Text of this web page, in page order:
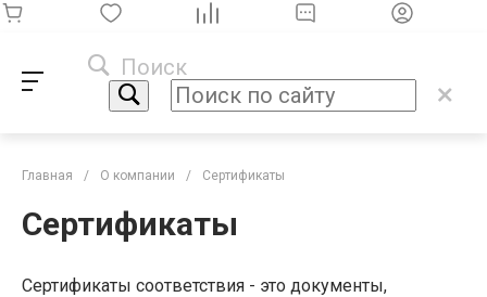
Поиск
Главная / О компании / Сертификаты
Сертификаты
Сертификаты соответствия - это документы,